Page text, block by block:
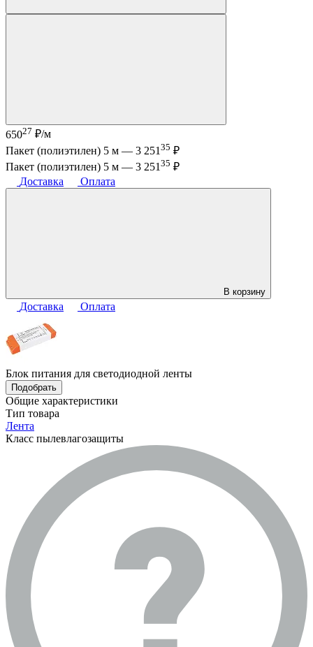
65027 ₽/м
Пакет (полиэтилен) 5 м — 3 251 35 ₽
Пакет (полиэтилен) 5 м — 3 251 35 ₽
Доставка
Оплата
В корзину
Доставка Оплата
Блок питания для светодиодной ленты
Подобрать
Общие характеристики
Тип товара
Лента
Класс пылевлагозащиты